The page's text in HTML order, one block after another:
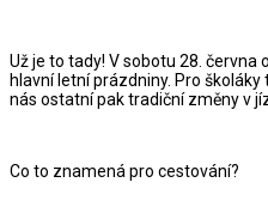
Už je to tady! V sobotu 28. června
hlavní letní prázdniny. Pro
nás ostatní pak tradiční změny v
Co to znamená pro cestování?